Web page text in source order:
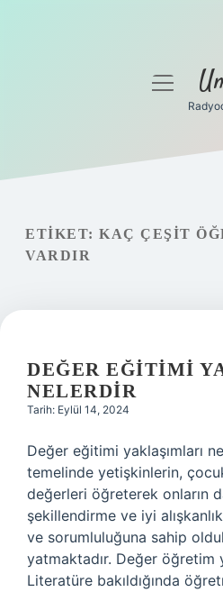
Gizlilik Politikası
Hakkımızda
menüyü
ETIKET: KAÇ ÇEŞIT
VARDIR
DEĞER EĞITIMI
NELERDIR
Tarih: Eylül 14, 2024
Değer eğitimi yaklaşımları
temelinde yetişkinlerin,
değerleri öğreterek onların
şekillendirme ve iyi
ve sorumluluğuna sahip
yatmaktadır. Değer öğretim
Literatüre bakıldığında